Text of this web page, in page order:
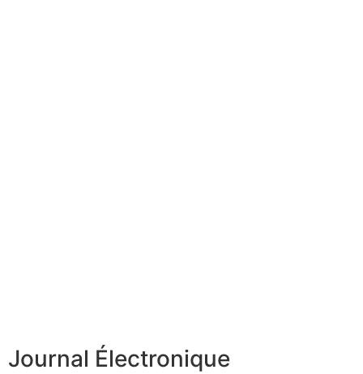
Journal Électronique